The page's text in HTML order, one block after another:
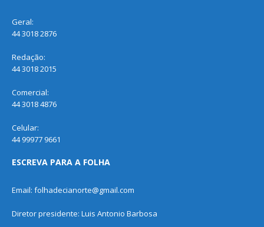
Geral:
44 3018 2876
Redação:
44 3018 2015
Comercial:
44 3018 4876
Celular:
44 99977 9661
ESCREVA PARA A FOLHA
Email: folhadecianorte@gmail.com
Diretor presidente: Luis Antonio Barbosa